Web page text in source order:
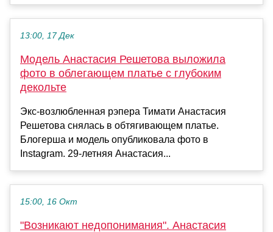
13:00, 17 Дек
Модель Анастасия Решетова выложила
фото в облегающем платье с глубоким
декольте
Экс-возлюбленная рэпера Тимати Анастасия
Решетова снялась в обтягивающем платье.
Блогерша и модель опубликовала фото в
Instagram. 29-летняя Анастасия...
15:00, 16 Окт
"Возникают недопонимания". Анастасия